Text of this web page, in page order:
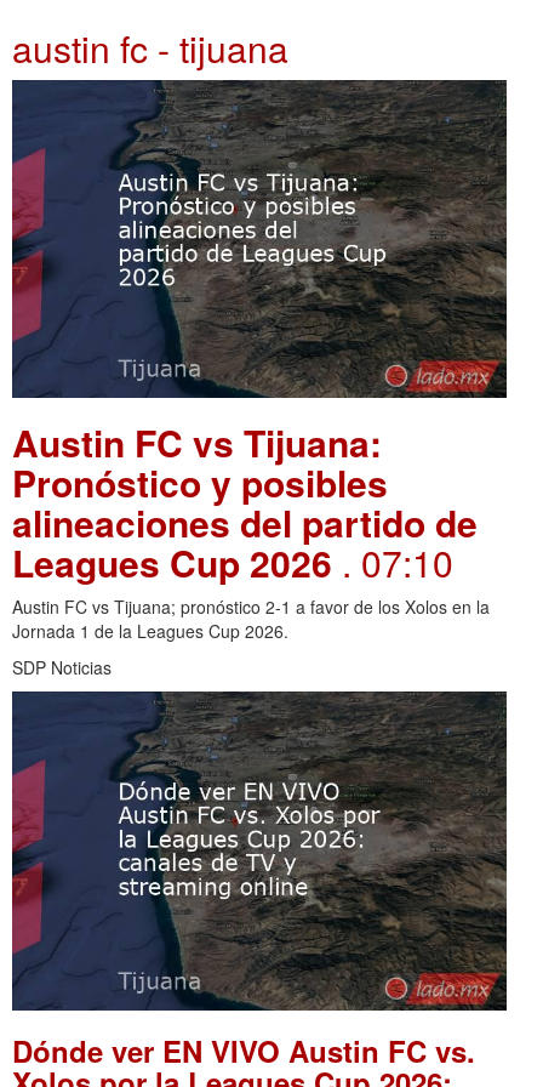
austin fc - tijuana
Austin FC vs Tijuana:
Pronóstico y posibles
alineaciones del partido de
Leagues Cup 2026 . 07:10
Austin FC vs Tijuana; pronóstico 2-1 a favor de los Xolos en la
Jornada 1 de la Leagues Cup 2026.
SDP Noticias
Dónde ver EN VIVO Austin FC vs.